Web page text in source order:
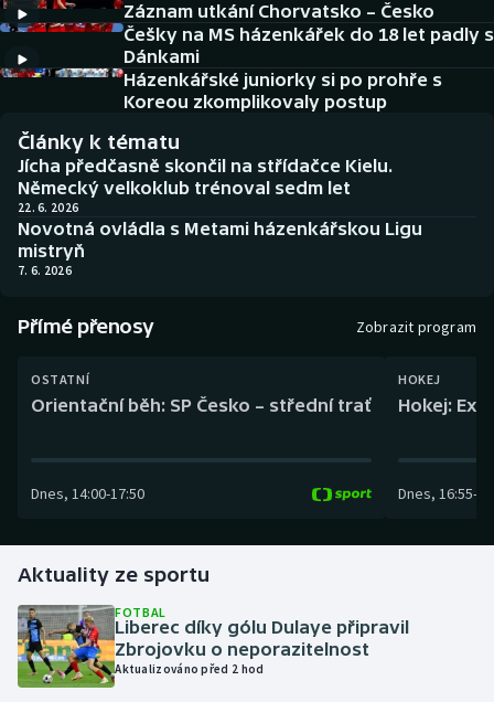
DALŠÍ SPORTY
Americký fotbal
Baseball a softbal
Basketbal
Biatlon
Curling
Florbal
Golf
Gymnastika
NEPŘEHLÉDNĚTE
Soutěže
Historické návraty
Aplikace ČT sport
Záznam utkání Chorvatsko – Česko
Češky na MS házenkářek do 18 let padly s
Dánkami
Házenkářské juniorky si po prohře s
Koreou zkomplikovaly postup
Články k tématu
Jícha předčasně skončil na střídačce Kielu.
Německý velkoklub trénoval sedm let
22. 6. 2026
Novotná ovládla s Metami házenkářskou Ligu
mistryň
7. 6. 2026
Přímé přenosy Zobrazit program
OSTATNÍ
Orientační běh: SP Česko – střední trať
Dnes, 14:00-17:50
HOKEJ
Hokej:
Dnes, 16:55-
Aktuality ze sportu
FOTBAL
Liberec díky gólu Dulaye připravil
Zbrojovku o neporazitelnost
Aktualizováno před 2 hod